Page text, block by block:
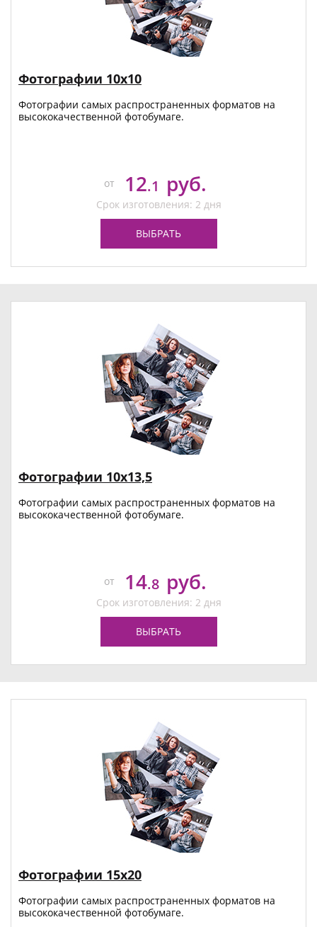
Фотографии 10х10
Фотографии самых распространенных форматов на
высококачественной фотобумаге.
от 12.1 руб.
Срок изготовления: 2 дня
ВЫБРАТЬ
Фотографии 10х13,5
Фотографии самых распространенных форматов на
высококачественной фотобумаге.
от 14.8 руб.
Срок изготовления: 2 дня
ВЫБРАТЬ
Фотографии 15х20
Фотографии самых распространенных форматов на
высококачественной фотобумаге.